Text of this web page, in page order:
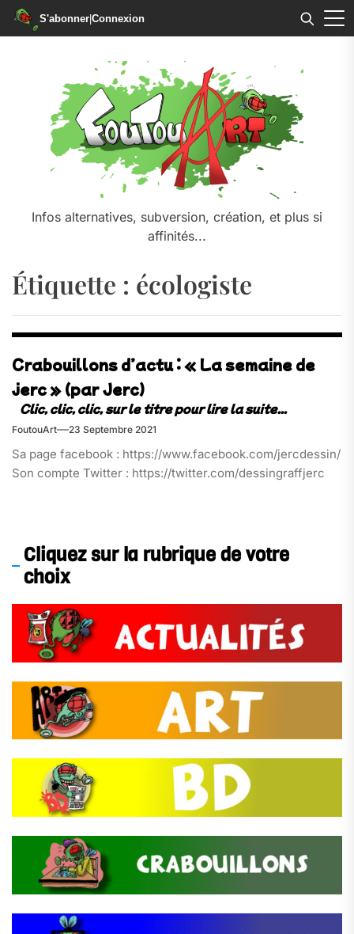
S'abonner|Connexion
Infos alternatives, subversion, création, et plus si
affinités...
Étiquette : écologiste
Crabouillons d’actu : « La semaine de
jerc » (par Jerc)
FoutouArt 23 Septembre 2021
Sa page facebook : https://www.facebook.com/jercdessin/
Son compte Twitter : https://twitter.com/dessingraffjerc
Cliquez sur la rubrique de votre
choix